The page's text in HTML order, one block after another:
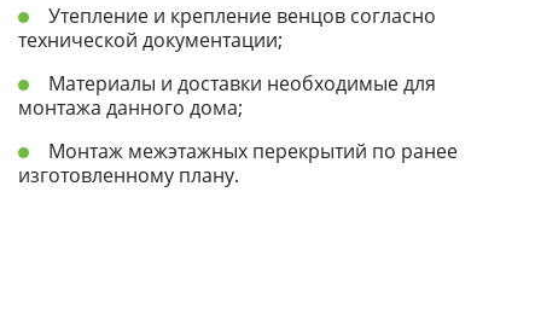
Утепление и крепление венцов согласно
технической документации;
Материалы и доставки необходимые для
монтажа данного дома;
Монтаж межэтажных перекрытий по ранее
изготовленному плану.